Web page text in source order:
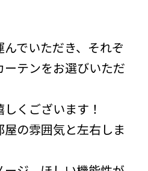
でいただき、それぞ
テンをお選びいただ
くございます！
の雰囲気と左右しま